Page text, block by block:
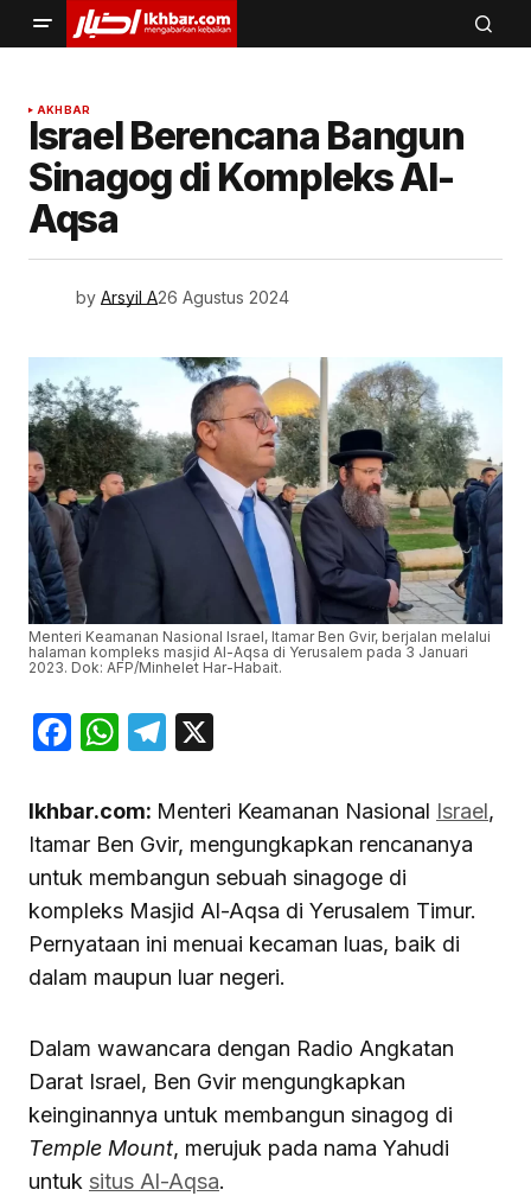
AKHBAR
Israel Berencana Bangun
Sinagog di Kompleks Al-
Aqsa
by Arsyil A26 Agustus 2024
Menteri Keamanan Nasional Israel, Itamar Ben Gvir, berjalan melalui
halaman kompleks masjid Al-Aqsa di Yerusalem pada 3 Januari
2023. Dok: AFP/Minhelet Har-Habait.
Facebook
WhatsApp
Telegram
Ikhbar.com: Menteri Keamanan Nasional Israel,
Itamar Ben Gvir, mengungkapkan rencananya
untuk membangun sebuah sinagoge di
kompleks Masjid Al-Aqsa di Yerusalem Timur.
Pernyataan ini menuai kecaman luas, baik di
dalam maupun luar negeri.
Dalam wawancara dengan Radio Angkatan
Darat Israel, Ben Gvir mengungkapkan
keinginannya untuk membangun sinagog di
Temple Mount, merujuk pada nama Yahudi
untuk situs Al-Aqsa.